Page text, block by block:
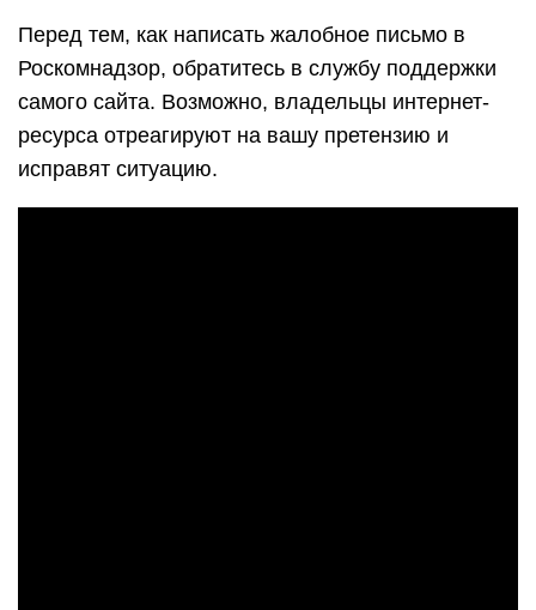
Перед тем, как написать жалобное письмо в
Роскомнадзор, обратитесь в службу поддержки
самого сайта. Возможно, владельцы интернет-
ресурса отреагируют на вашу претензию и
исправят ситуацию.